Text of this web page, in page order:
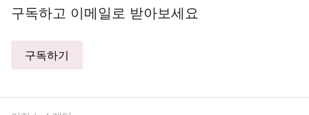
구독하고 이메일로 받아보세요
구독하기